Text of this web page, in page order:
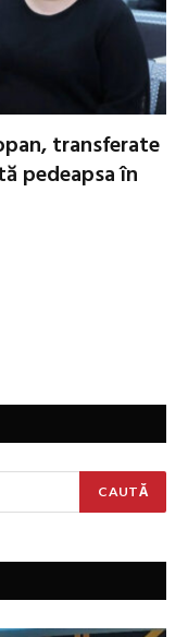
transferate
pedeapsa în